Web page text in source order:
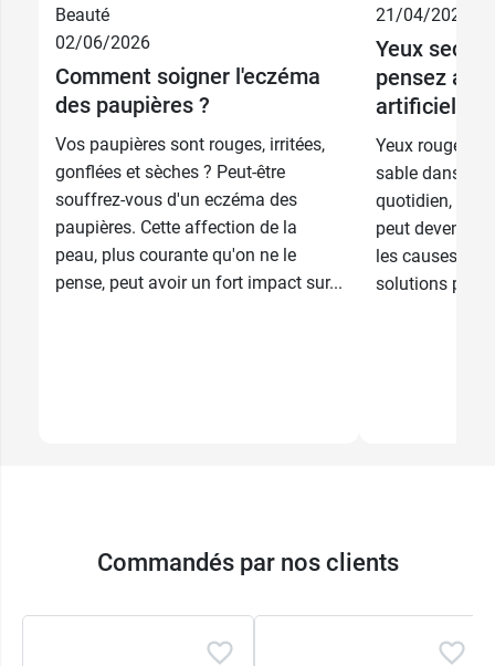
6,99 €
28 x 2 ml 7,99 €
Beauté
02/06/2026
Comment soigner l'eczéma
des paupières ?
Vos paupières sont rouges, irritées,
gonflées et sèches ? Peut-être
souffrez-vous d'un eczéma des
paupières. Cette affection de la
peau, plus courante qu'on ne le
pense, peut avoir un fort impact sur...
21/04/2026
Yeux secs
pensez aux
artificielles
Yeux rouges,
sable dans
quotidien, la
peut devenir
les causes et
solutions pour
Commandés par nos clients